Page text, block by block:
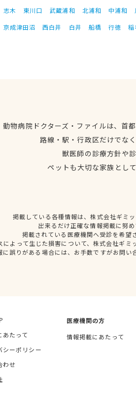
志木 東川口 武蔵浦和 北浦和 中浦和
京成津田沼 西白井 白井 船橋 行徳 稲
動物病院ドクターズ・ファイルは、首
路線・駅・行政区だけでな
獣医師の診療方針や
ペットも大切な家族とし
掲載している各種情報は、株式会社ギミ
出来るだけ正確な情報掲載に努
掲載されている医療機関へ受診を希望
によって生じた損害について、株式会社ギ
に誤りがある場合には、お手数ですがお問
あたって
シーポリシー
わせ
医療機関の方
情報掲載にあたって